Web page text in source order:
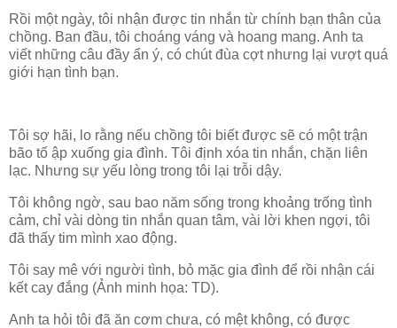
Rồi một ngày, tôi nhận được tin nhắn từ chính bạn thân của
chồng. Ban đầu, tôi choáng váng và hoang mang. Anh ta
viết những câu đầy ẩn ý, có chút đùa cợt nhưng lại vượt quá
giới hạn tình bạn.
Tôi sợ hãi, lo rằng nếu chồng tôi biết được sẽ có một trận
bão tố ập xuống gia đình. Tôi định xóa tin nhắn, chặn liên
lạc. Nhưng sự yếu lòng trong tôi lại trỗi dậy.
Tôi không ngờ, sau bao năm sống trong khoảng trống tình
cảm, chỉ vài dòng tin nhắn quan tâm, vài lời khen ngợi, tôi
đã thấy tim mình xao động.
Tôi say mê với người tình, bỏ mặc gia đình để rồi nhận cái
kết cay đắng (Ảnh minh họa: TD).
Anh ta hỏi tôi đã ăn cơm chưa, có mệt không, có được